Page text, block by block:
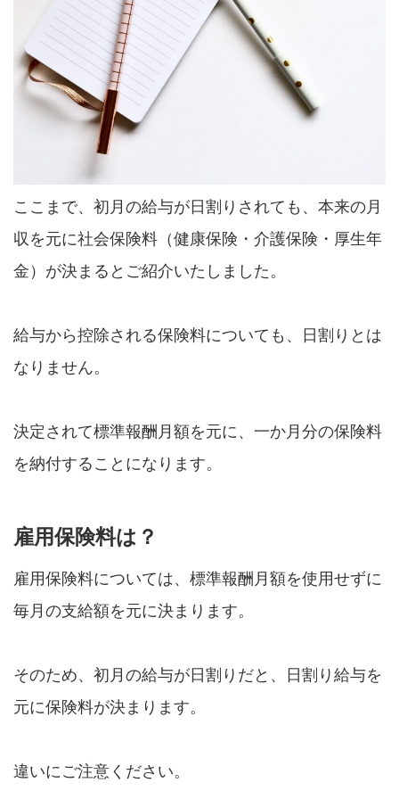
ここまで、初月の給与が日割りされても、本来の月
収を元に社会保険料（健康保険・介護保険・厚生年
金）が決まるとご紹介いたしました。
給与から控除される保険料についても、日割りとは
なりません。
決定されて標準報酬月額を元に、一か月分の保険料
を納付することになります。
雇用保険料は？
雇用保険料については、標準報酬月額を使用せずに
毎月の支給額を元に決まります。
そのため、初月の給与が日割りだと、日割り給与を
元に保険料が決まります。
違いにご注意ください。